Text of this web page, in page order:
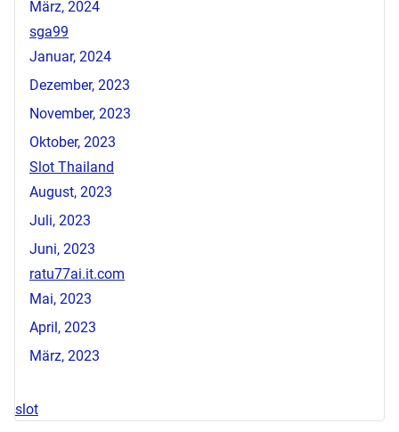
März, 2024
sga99
Januar, 2024
Dezember, 2023
November, 2023
Oktober, 2023
Slot Thailand
August, 2023
Juli, 2023
Juni, 2023
ratu77ai.it.com
Mai, 2023
April, 2023
März, 2023
slot